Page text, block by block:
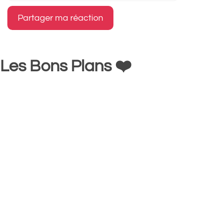
Les Bons Plans ❤️